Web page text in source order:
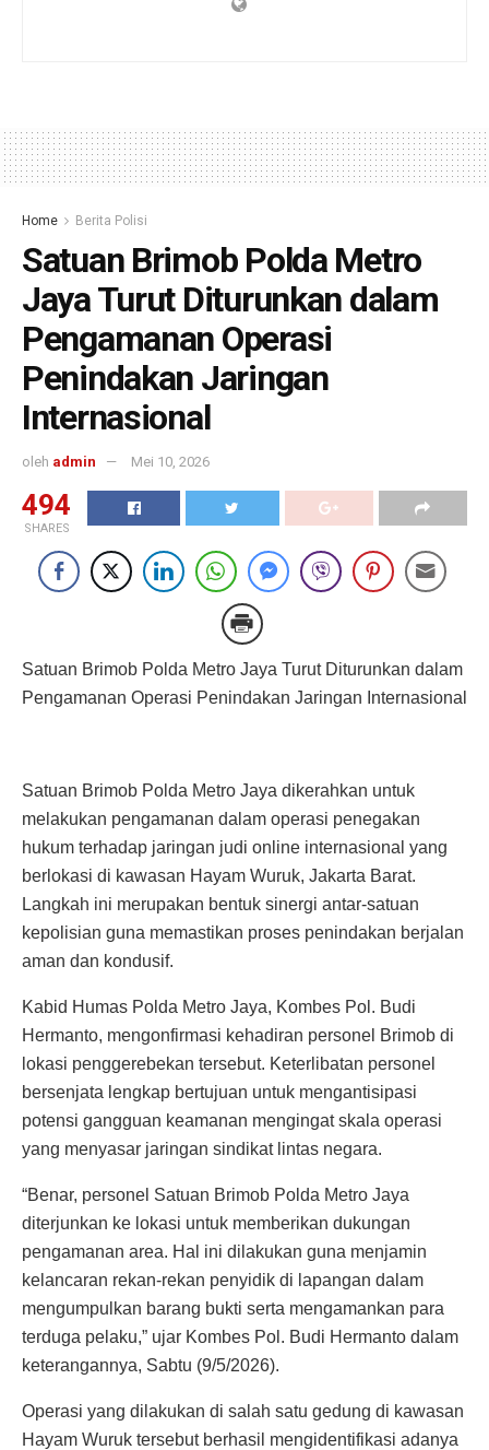
Home Berita Polisi
Satuan Brimob Polda Metro
Jaya Turut Diturunkan dalam
Pengamanan Operasi
Penindakan Jaringan
Internasional
oleh admin Mei 10, 2026
494
SHARES
Satuan Brimob Polda Metro Jaya Turut Diturunkan dalam
Pengamanan Operasi Penindakan Jaringan Internasional
Satuan Brimob Polda Metro Jaya dikerahkan untuk
melakukan pengamanan dalam operasi penegakan
hukum terhadap jaringan judi online internasional yang
berlokasi di kawasan Hayam Wuruk, Jakarta Barat.
Langkah ini merupakan bentuk sinergi antar-satuan
kepolisian guna memastikan proses penindakan berjalan
aman dan kondusif.
Kabid Humas Polda Metro Jaya, Kombes Pol. Budi
Hermanto, mengonfirmasi kehadiran personel Brimob di
lokasi penggerebekan tersebut. Keterlibatan personel
bersenjata lengkap bertujuan untuk mengantisipasi
potensi gangguan keamanan mengingat skala operasi
yang menyasar jaringan sindikat lintas negara.
“Benar, personel Satuan Brimob Polda Metro Jaya
diterjunkan ke lokasi untuk memberikan dukungan
pengamanan area. Hal ini dilakukan guna menjamin
kelancaran rekan-rekan penyidik di lapangan dalam
mengumpulkan barang bukti serta mengamankan para
terduga pelaku,” ujar Kombes Pol. Budi Hermanto dalam
keterangannya, Sabtu (9/5/2026).
Operasi yang dilakukan di salah satu gedung di kawasan
Hayam Wuruk tersebut berhasil mengidentifikasi adanya